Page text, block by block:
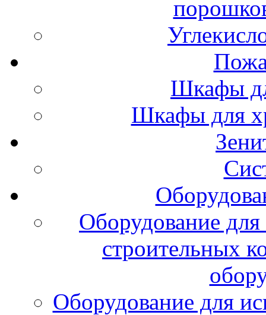
Шкафы
Шкафы для
Оборудование
строительных
Оборудование для